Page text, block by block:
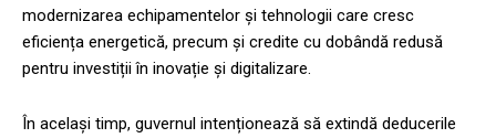
modernizarea echipamentelor și tehnologii care cresc
eficiența energetică, precum și credite cu dobândă redusă
pentru investiții în inovație și digitalizare.
În același timp, guvernul intenționează să extindă deducerile